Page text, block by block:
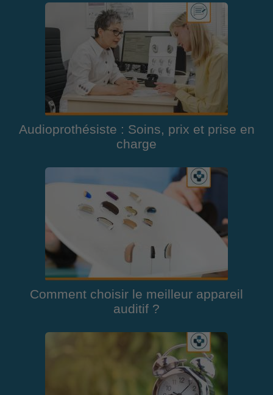
Audioprothésiste : Soins, prix et prise en
charge
Comment choisir le meilleur appareil
auditif ?